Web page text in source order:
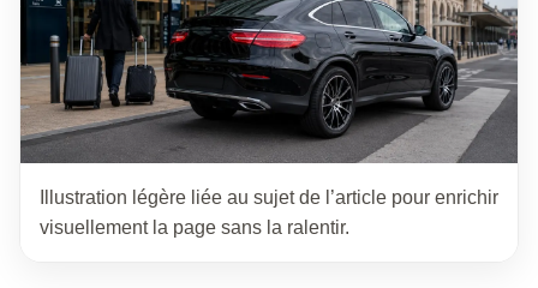
Illustration légère liée au sujet de l’article pour enrichir
visuellement la page sans la ralentir.